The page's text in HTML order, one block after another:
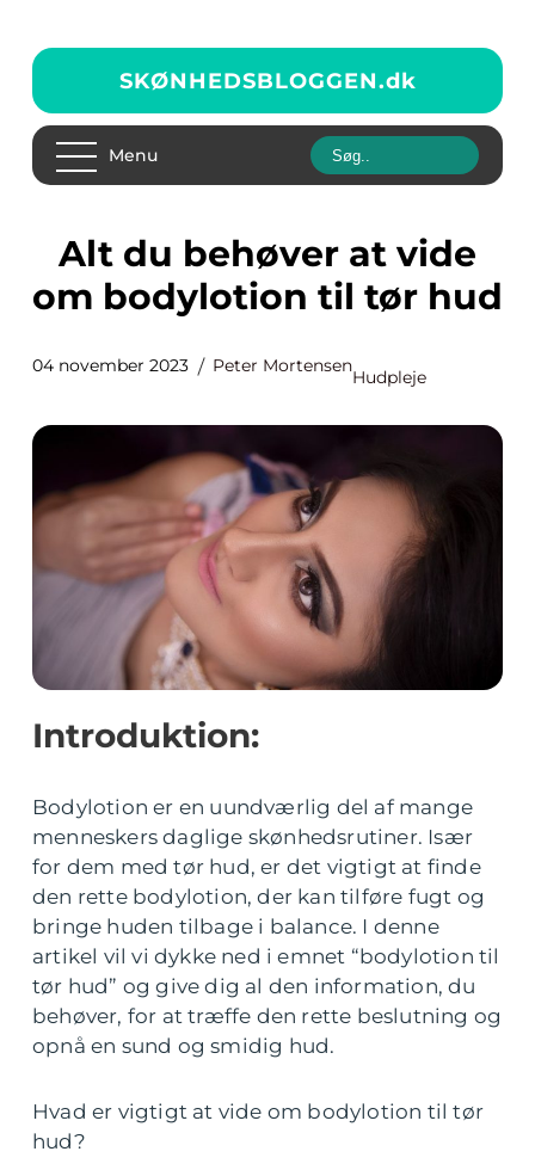
SKØNHEDSBLOGGEN.dk
Menu
Alt du behøver at vide
om bodylotion til tør hud
04 november 2023 Peter Mortensen
Hudpleje
Introduktion:
Bodylotion er en uundværlig del af mange
menneskers daglige skønhedsrutiner. Især
for dem med tør hud, er det vigtigt at finde
den rette bodylotion, der kan tilføre fugt og
bringe huden tilbage i balance. I denne
artikel vil vi dykke ned i emnet “bodylotion til
tør hud” og give dig al den information, du
behøver, for at træffe den rette beslutning og
opnå en sund og smidig hud.
Hvad er vigtigt at vide om bodylotion til tør
hud?